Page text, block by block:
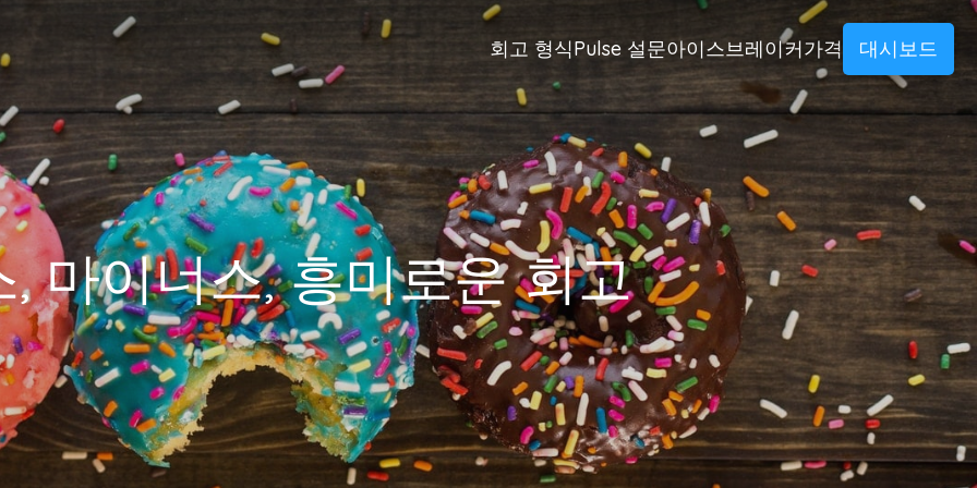
회고 형식Pulse 설문아이스브레이커가격 대시보드
, 마이너스, 흥미로운 회고